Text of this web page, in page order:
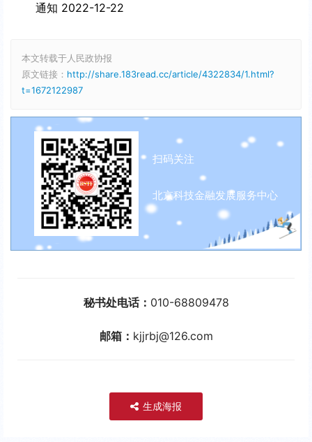
通知 2022-12-22
本文转载于人民政协报
原文链接： http://share.183read.cc/article/4322834/1.html?
t=1672122987
扫码关注
北京科技金融发展服务中心
秘书处电话： 010-68809478
邮箱： kjjrbj@126.com
生成海报